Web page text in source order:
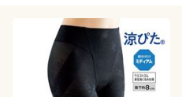
デジタルカタログ
カタログ無料プレゼント
メンズサイズ
M
カラー